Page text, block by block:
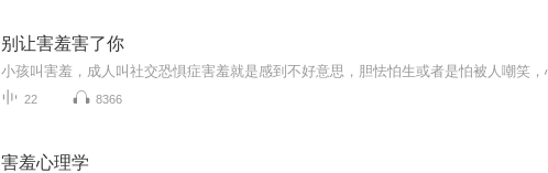
别让害羞害了你
22 8366
害羞心理学